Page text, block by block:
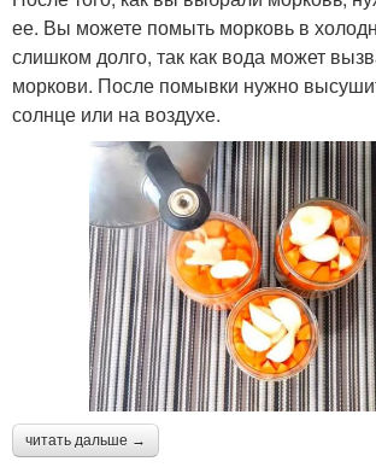
ее. Вы можете помыть морковь в
слишком долго, так как вода может
моркови. После помывки нужно
солнце или на воздухе.
читать дальше →